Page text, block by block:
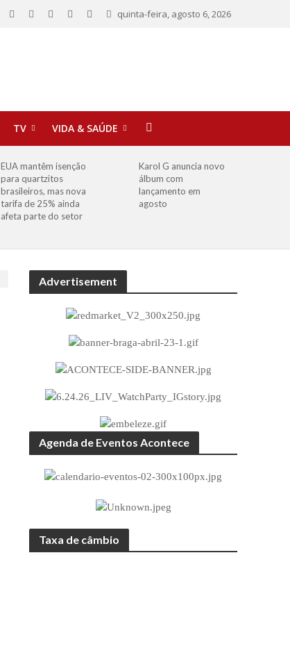
quinta-feira, agosto 6, 2026
TV VIDA & SAÚDE
EUA mantêm isenção
para quartzitos
brasileiros, mas nova
tarifa de 25% ainda
afeta parte do setor
Karol G anuncia novo
álbum com
lançamento em
agosto
Advertisement
Agenda de Eventos Acontece
Taxa de câmbio